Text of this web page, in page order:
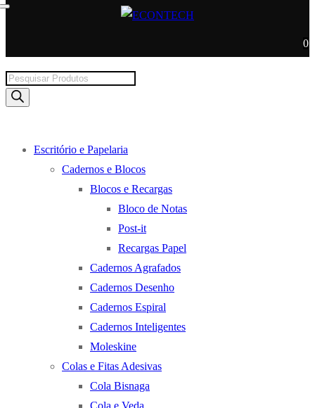
0
Products
search
Escritório e Papelaria
Cadernos e Blocos
Blocos e Recargas
Bloco de Notas
Post-it
Recargas Papel
Cadernos Agrafados
Cadernos Desenho
Cadernos Espiral
Cadernos Inteligentes
Moleskine
Colas e Fitas Adesivas
Cola Bisnaga
Cola e Veda